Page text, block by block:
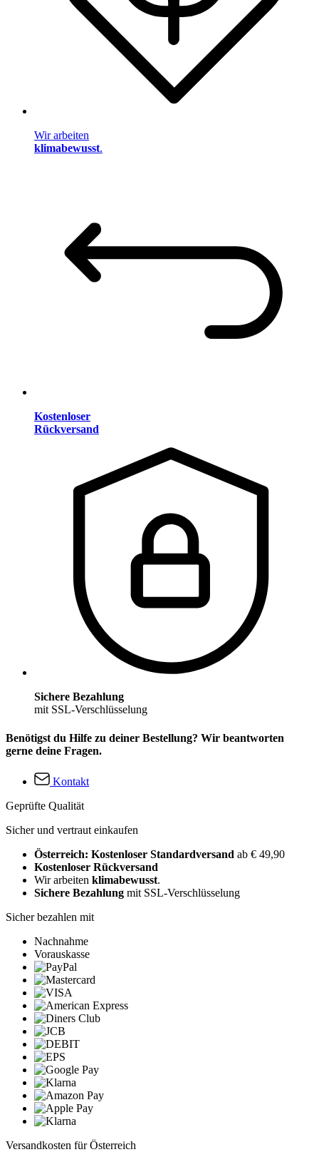
Wir arbeiten
klimabewusst.
Kostenloser
Rückversand
Sichere Bezahlung
mit SSL-Verschlüsselung
Benötigst du Hilfe zu deiner Bestellung? Wir beantworten
gerne deine Fragen.
Kontakt
Geprüfte Qualität
Sicher und vertraut einkaufen
Österreich: Kostenloser Standardversand ab € 49,90
Kostenloser Rückversand
Wir arbeiten klimabewusst.
Sichere Bezahlung mit SSL-Verschlüsselung
Sicher bezahlen mit
Nachnahme
Vorauskasse
Versandkosten für Österreich